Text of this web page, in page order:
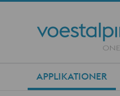
APPLIKATIONER